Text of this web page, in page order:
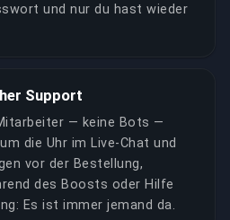
und nur du hast wieder
Support
— keine Bots —
die Uhr im Live-Chat und
vor der Bestellung,
des Boosts oder Hilfe
Es ist immer jemand da.